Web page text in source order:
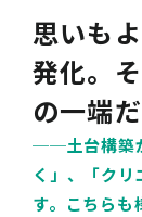
思いも
発化。
の一端
──土台構築
く」、「クリ
す。こちらも